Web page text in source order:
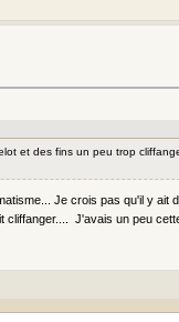
et des fins un peu trop
Je crois pas qu'il y ait
cliffanger.... J'avais un peu